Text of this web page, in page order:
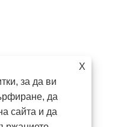
X
за да ви
да
сайта и да